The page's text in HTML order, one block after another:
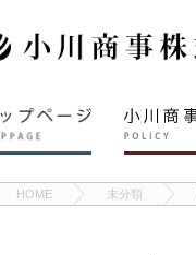
HOME 未分類